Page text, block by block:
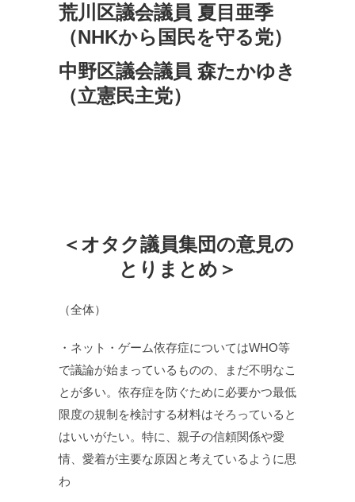
荒川区議会議員 夏目亜季
（NHKから国民を守る党）
中野区議会議員 森たかゆき
（立憲民主党）
＜オタク議員集団の意見の
とりまとめ＞
（全体）
・ネット・ゲーム依存症についてはWHO等
で議論が始まっているものの、まだ不明なこ
とが多い。依存症を防ぐために必要かつ最低
限度の規制を検討する材料はそろっていると
はいいがたい。特に、親子の信頼関係や愛
情、愛着が主要な原因と考えているように思
わ